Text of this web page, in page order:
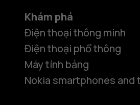
Khám phá
Điện thoại thông minh
Điện thoại phổ thông
Máy tính bảng
Nokia smartphones and